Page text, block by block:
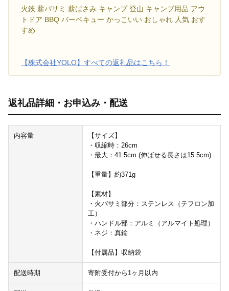
火鋏 薪バサミ 薪ばさみ キャンプ 登山 キャンプ用品 アウ
トドア BBQ バーベキュー かっこいい おしゃれ 人気 おす
すめ
【株式会社YOLO】すべての返礼品はこちら！
返礼品詳細・お申込み・配送
内容量
【サイズ】
・収縮時：26cm
・最大：41.5cm (伸ばせる長さは15.5cm)
【重量】約371g
【素材】
・火バサミ部分：ステンレス（テフロン加
工）
・ハンドル部：アルミ（アルマイト処理）
・ネジ：真鍮
【付属品】収納袋
配送時期 寄附受付から1ヶ月以内